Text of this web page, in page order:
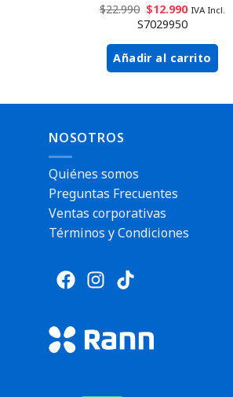
$22.990 $12.990 IVA Incl.
S7029950
Añadir al carrito
NOSOTROS
Quiénes somos
Preguntas Frecuentes
Ventas corporativas
Términos y Condiciones